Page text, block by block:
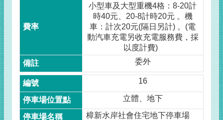
小型車及大型重機4格：8-20計
時40元、20-8計時20元 。機
車：計次20元(隔日另計) 。(電
動汽車充電另收充電服務費，採
以度計費)
委外
16
立體、地下
樟新水岸社會住宅地下停車場